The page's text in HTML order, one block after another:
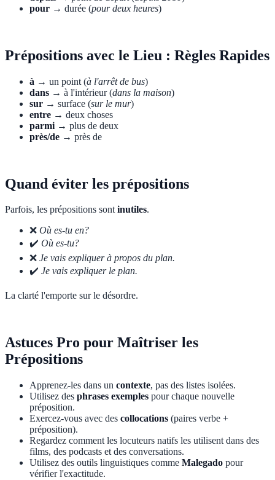
pour → durée (pour deux heures)
Prépositions avec le Lieu : Règles Rapides
à → un point (à l'arrêt de bus)
dans → à l'intérieur (dans la maison)
sur → surface (sur le mur)
entre → deux choses
parmi → plus de deux
près/de → près de
Quand éviter les prépositions
Parfois, les prépositions sontinutiles.
❌ Où es-tu en?
✔️ Où es-tu?
❌ Je vais expliquer à propos du plan.
✔️ Je vais expliquer le plan.
La clarté l'emporte sur le désordre.
Astuces Pro pour Maîtriser les
Prépositions
Apprenez-les dans un contexte, pas des listes isolées.
Utilisez des phrases exemples pour chaque nouvelle
préposition.
Exercez-vous avec des collocations (paires verbe +
préposition).
Regardez comment les locuteurs natifs les utilisent dans des
films, des podcasts et des conversations.
Utilisez des outils linguistiques comme Malegado pour
vérifier l'exactitude.